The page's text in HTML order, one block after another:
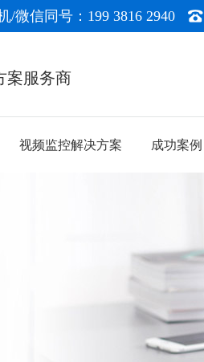
/微信同号：199 3816 2940
案服务商
视频监控解决方案 成功案例